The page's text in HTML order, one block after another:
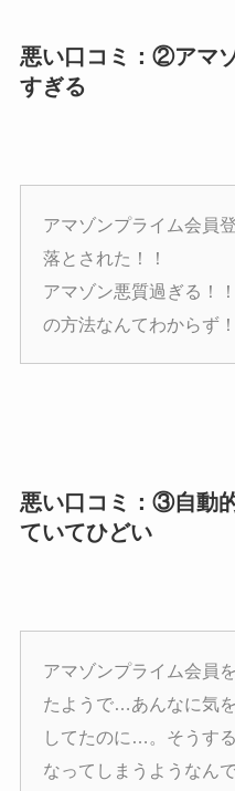
悪い口コミ：②アマ
すぎる
アマゾンプライム会員
落とされた！！
アマゾン悪質過ぎる！
の方法なんてわからず
悪い口コミ：③自動
ていてひどい
アマゾンプライム会員
たようで…あんなに気
してたのに…。そうす
なってしまうようなん